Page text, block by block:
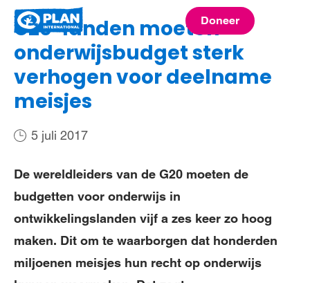
Plan
International
Doneer
G20-landen moeten
onderwijsbudget sterk
verhogen voor deelname
meisjes
5 juli 2017
De wereldleiders van de G20 moeten de
budgetten voor onderwijs in
ontwikkelingslanden vijf a zes keer zo hoog
maken. Dit om te waarborgen dat honderden
miljoenen meisjes hun recht op onderwijs